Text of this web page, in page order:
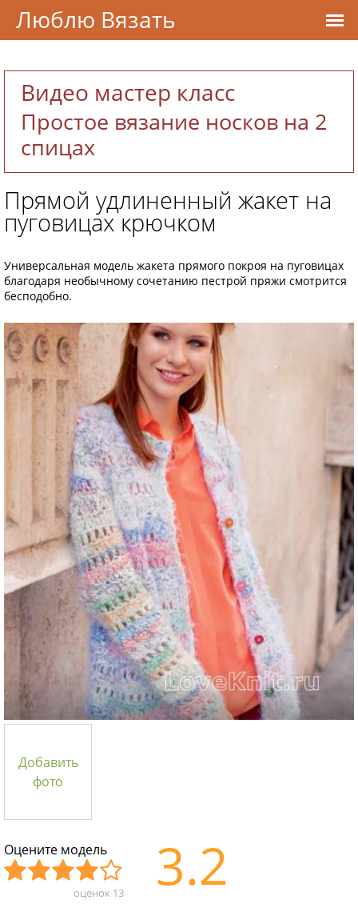
Видео мастер класс
Простое вязание носков на 2
спицах
Прямой удлиненный жакет на
пуговицах крючком
Универсальная модель жакета прямого покроя на пуговицах
благодаря необычному сочетанию пестрой пряжи смотрится
бесподобно.
Добавить
фото
Оцените модель
ХорОтл
оценок 13 3.2
Люблю Вязать